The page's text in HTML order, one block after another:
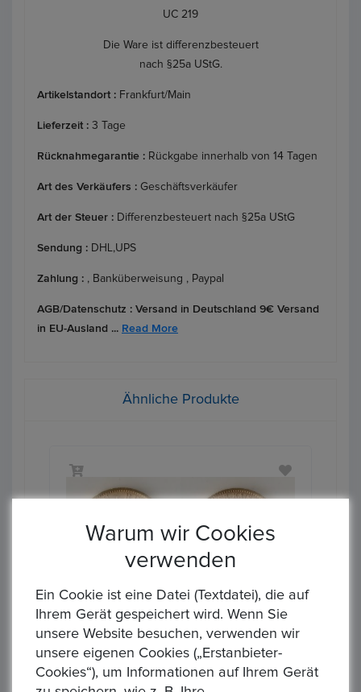
UC 219
Die Ware ist differenzbesteuert
nach §25a UStG.
Artikelstandort : Frankfurt/Main
Lieferzeit : 3 Tage
Rücknahmegarantie : Rückgabe innerhalb von 14 Tagen
Art des Verkäufers : Geschäftsverkäufer
Art der Steuer : Differenzbesteuert nach §25a UStG
Sendung : DHL,UPS
Zahlung : , Banküberweisung , Paypal
AGB/Datenschutz : Versand in Deutschland 9€ Versand
in EU-Ausland ... Read More
Ähnliche Produkte
DEUTSCHES KAISERREICH. HAMBURG, Freie und Hansestadt 1871-1918. 20 Mark 1876 J. 7,17 gr. Feingold
Startpreis : 1,00 €
Alle Gebote
0
Zeit:
Warum wir Cookies
verwenden
Ein Cookie ist eine Datei (Textdatei), die auf
Ihrem Gerät gespeichert wird. Wenn Sie
unsere Website besuchen, verwenden wir
unsere eigenen Cookies („Erstanbieter-
Cookies“), um Informationen auf Ihrem Gerät